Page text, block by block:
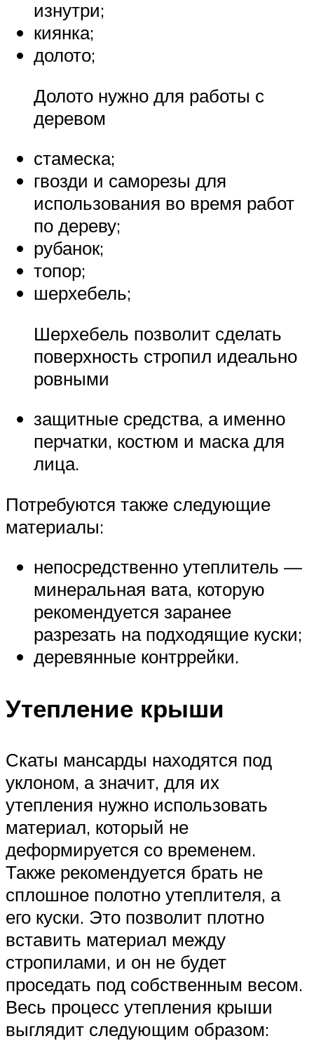
изнутри;
киянка;
долото;
Долото нужно для работы с
деревом
стамеска;
гвозди и саморезы для
использования во время работ
по дереву;
рубанок;
топор;
шерхебель;
Шерхебель позволит сделать
поверхность стропил идеально
ровными
защитные средства, а именно
перчатки, костюм и маска для
лица.
Потребуются также следующие
материалы:
непосредственно утеплитель —
минеральная вата, которую
рекомендуется заранее
разрезать на подходящие куски;
деревянные контррейки.
Утепление крыши
Скаты мансарды находятся под
уклоном, а значит, для их
утепления нужно использовать
материал, который не
деформируется со временем.
Также рекомендуется брать не
сплошное полотно утеплителя, а
его куски. Это позволит плотно
вставить материал между
стропилами, и он не будет
проседать под собственным весом.
Весь процесс утепления крыши
выглядит следующим образом: